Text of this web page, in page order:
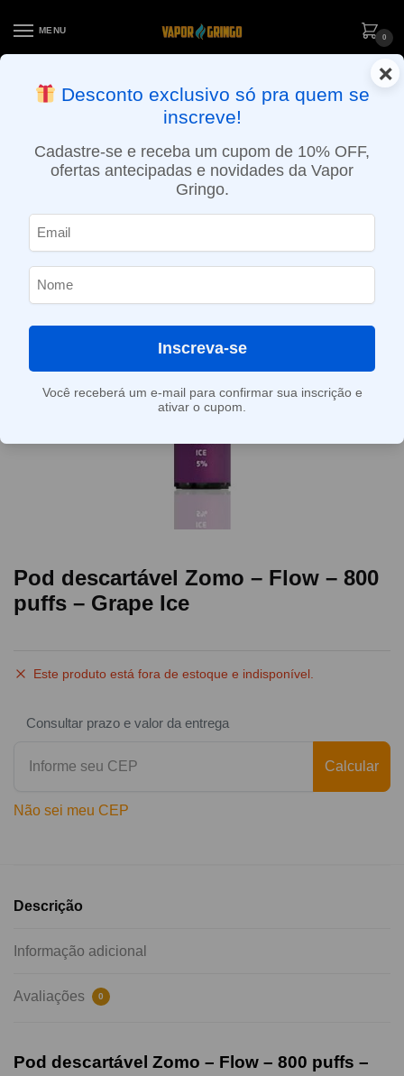
MENU
0
ENTREGA NO MESMO DIA EM SÃO PAULO (SEG A SEX): PEDIDOS
APROVADOS ATÉ 15:30 VIA MOTOBOY
Pod descartável Zomo – Flow – 800
puffs – Grape Ice
Este produto está fora de estoque e indisponível.
Consultar prazo e valor da entrega
Calcular
Não sei meu CEP
Descrição
Informação adicional
Avaliações 0
Pod descartável Zomo – Flow – 800 puffs –
×
Desconto exclusivo só pra quem se
inscreve!
Cadastre-se e receba um cupom de 10% OFF,
ofertas antecipadas e novidades da Vapor
Gringo.
Inscreva-se
Você receberá um e-mail para confirmar sua inscrição e
ativar o cupom.